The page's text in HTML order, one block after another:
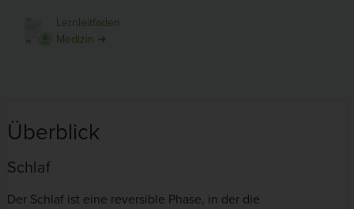
Lernleitfaden
Medizin ➜
Überblick
Schlaf
Der Schlaf ist eine reversible Phase, in der die